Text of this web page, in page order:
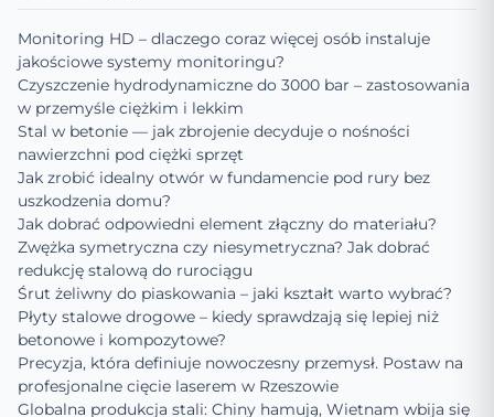
Monitoring HD – dlaczego coraz więcej osób instaluje
jakościowe systemy monitoringu?
Czyszczenie hydrodynamiczne do 3000 bar – zastosowania
w przemyśle ciężkim i lekkim
Stal w betonie — jak zbrojenie decyduje o nośności
nawierzchni pod ciężki sprzęt
Jak zrobić idealny otwór w fundamencie pod rury bez
uszkodzenia domu?
Jak dobrać odpowiedni element złączny do materiału?
Zwężka symetryczna czy niesymetryczna? Jak dobrać
redukcję stalową do rurociągu
Śrut żeliwny do piaskowania – jaki kształt warto wybrać?
Płyty stalowe drogowe – kiedy sprawdzają się lepiej niż
betonowe i kompozytowe?
Precyzja, która definiuje nowoczesny przemysł. Postaw na
profesjonalne cięcie laserem w Rzeszowie
Globalna produkcja stali: Chiny hamują, Wietnam wbija się